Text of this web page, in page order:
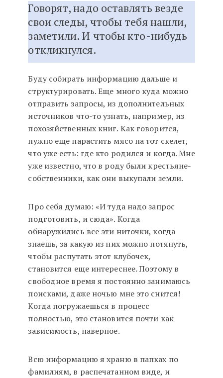
Говорят, надо оставлять везде
свои следы, чтобы тебя нашли,
заметили. И чтобы кто-нибудь
откликнулся.
Буду собирать информацию дальше и
структурировать. Еще много куда можно
отправить запросы, из дополнительных
источников что-то узнать, например, из
похозяйственных книг. Как говорится,
нужно еще нарастить мясо на тот скелет,
что уже есть: где кто родился и когда. Мне
уже известно, что в роду были крестьяне-
собственники, как они выкупали земли.
Про себя думаю: «И туда надо запрос
подготовить, и сюда». Когда
обнаружились все эти ниточки, когда
знаешь, за какую из них можно потянуть,
чтобы распутать этот клубочек,
становится еще интереснее. Поэтому в
свободное время я постоянно занимаюсь
поисками, даже ночью мне это снится!
Когда погружаешься в процесс
полностью, это становится почти как
зависимость, наверное.
Всю информацию я храню в папках по
фамилиям, в распечатанном виде, и